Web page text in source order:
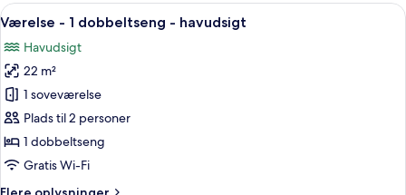
dobbeltseng
havudsigt
Indlæs
alle
billeder
af
Værelse
-
1
dobbeltseng
Et hotelværelse med seng,
6
Værelse - 1 dobbeltseng - havudsigt
Havudsigt
22 m²
1 soveværelse
Plads til 2 personer
1 dobbeltseng
Gratis Wi-Fi
Flere